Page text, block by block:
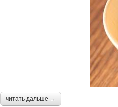
читать дальше →